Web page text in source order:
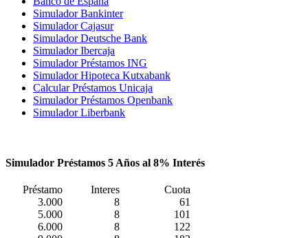
Simulador Bankinter
Simulador Cajasur
Simulador Deutsche Bank
Simulador Ibercaja
Simulador Préstamos ING
Simulador Hipoteca Kutxabank
Calcular Préstamos Unicaja
Simulador Préstamos Openbank
Simulador Liberbank
Simulador Préstamos 5 Años al 8% Interés
Préstamo Interes
Cuota
3.000
8
61
5.000
8
101
6.000
8
122